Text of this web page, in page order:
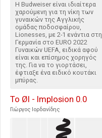
Η Budweiser είναι ιδιαίτερα
χαρούμενη για τη νίκη των
γυναικών της Αγγλικής
ομάδας ποδοσφαίρου,
Lionesses, με 2-1 ενάντια στη
Γερμανία στο EURO 2022
Γυναικών UEFA, ειδικά αφού
είναι και επίσημος χορηγός
της. Για να το γιορτάσει,
έφτιαξε ένα ειδικό κουτάκι
μπύρας.
To Øl - Implosion 0.0
Γιώργος Ιορδανίδης